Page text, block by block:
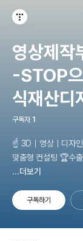
영상제작
-STOP
식재산디
구독자 1
☝ 3D｜영상｜디자인
맞춤형 컨설팅 🏆수
C 3D동영상·브랜드·
지 제작까지 모든 영
니다. 😊
...더보기
구독하기